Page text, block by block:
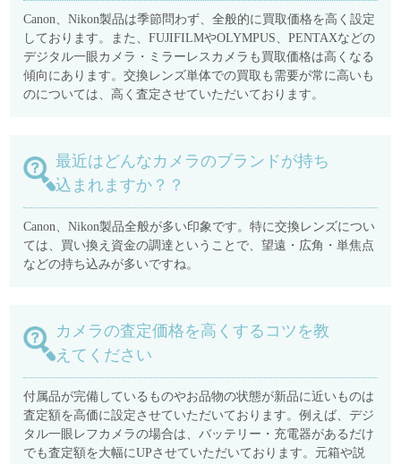
Canon、Nikon製品は季節問わず、全般的に買取価格を高く設定
しております。また、FUJIFILMやOLYMPUS、PENTAXなどの
デジタル一眼カメラ・ミラーレスカメラも買取価格は高くなる
傾向にあります。交換レンズ単体での買取も需要が常に高いも
のについては、高く査定させていただいております。
最近はどんなカメラのブランドが持ち
込まれますか？？
Canon、Nikon製品全般が多い印象です。特に交換レンズについ
ては、買い換え資金の調達ということで、望遠・広角・単焦点
などの持ち込みが多いですね。
カメラの査定価格を高くするコツを教
えてください
付属品が完備しているものやお品物の状態が新品に近いものは
査定額を高価に設定させていただいております。例えば、デジ
タル一眼レフカメラの場合は、バッテリー・充電器があるだけ
でも査定額を大幅にUPさせていただいております。元箱や説